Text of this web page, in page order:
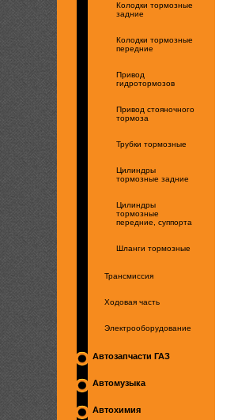
Колодки тормозные
задние
Колодки тормозные
передние
Привод
гидротормозов
Привод стояночного
тормоза
Трубки тормозные
Цилиндры
тормозные задние
Цилиндры
тормозные
передние, суппорта
Шланги тормозные
Трансмиссия
Ходовая часть
Электрооборудование
Автозапчасти ГАЗ
Автомузыка
Автохимия